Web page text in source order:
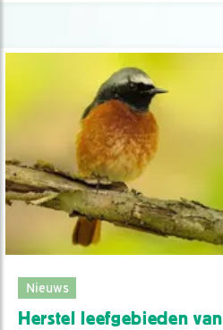
Nieuws
Herstel leefgebieden